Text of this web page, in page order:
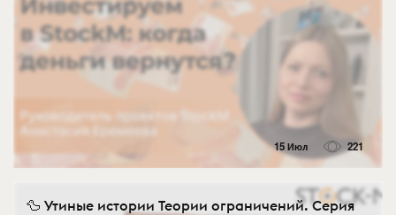
15 Июл 221
🦆 Утиные истории Теории ограничений. Серия